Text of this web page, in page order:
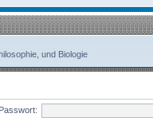
und Biologie
Passwort: